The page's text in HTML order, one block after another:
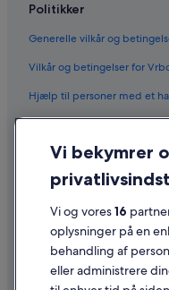
Politikker
Generelle vilkår og
Vilkår og betingelser for
Hjælp til personer med et
Cookies
Generelle vilkår for brug
Juridiske oplysninger/
Retningslinjer for indhold
Hjælp
Vi bekymrer
Vi og vores16
oplysninger på en
behandling af
eller administrere